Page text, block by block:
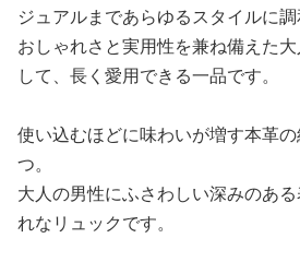
ジュアルまであらゆるスタイルに調
おしゃれさと実用性を兼ね備えた
して、長く愛用できる一品です。
使い込むほどに味わいが増す本革
つ。
大人の男性にふさわしい深みのあ
れなリュックです。